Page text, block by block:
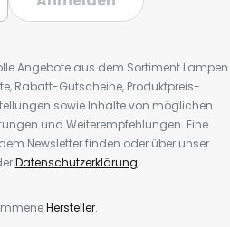
Angebote aus dem Sortiment Lampen
Rabatt-Gutscheine, Produktpreis-
sowie Inhalte von möglichen
und Weiterempfehlungen. Eine
Newsletter finden oder über unser
Datenschutzerklärung.
Hersteller.